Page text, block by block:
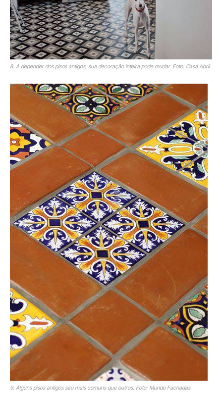
8. A depender dos pisos antigos, sua decoração inteira pode mudar. Foto: Casa Abril
9. Alguns pisos antigos são mais comuns que outros. Foto: Mundo Fachadas